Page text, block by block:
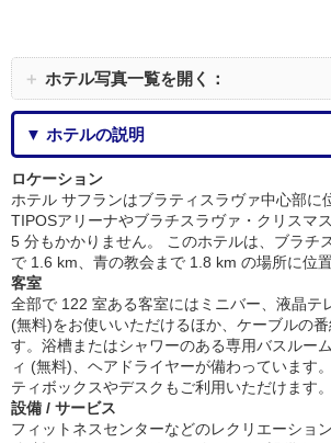
＋ ホテル写真一覧を開く：
▼ ホテルの説明
ロケーション
ホテル サフランはブラティスラヴァ中心部に
TIPOSアリーナやブラチスラヴァ・クリスマ
5 分もかかりません。 このホテルは、ブラチ
で 1.6 km、青の教会まで 1.8 km の場所に位置
客室
全部で 122 室ある客室にはミニバー、液晶テ
(無料)をお使いいただけるほか、ケーブルの
す。浴槽またはシャワーのある専用バスルー
ィ (無料)、ヘアドライヤーが備わっています
ティボックスやデスクもご利用いただけます。
設備 / サービス
フィットネスセンターなどのレクリエーショ